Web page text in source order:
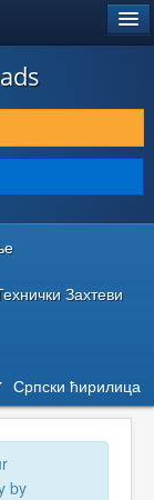
Захтеви
Српски ћирилица
by